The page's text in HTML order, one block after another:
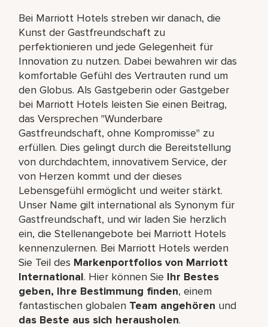
Bei Marriott Hotels streben wir danach, die
Kunst der Gastfreundschaft zu
perfektionieren und jede Gelegenheit für
Innovation zu nutzen. Dabei bewahren wir das
komfortable Gefühl des Vertrauten rund um
den Globus. Als Gastgeberin oder Gastgeber
bei Marriott Hotels leisten Sie einen Beitrag,
das Versprechen "Wunderbare
Gastfreundschaft, ohne Kompromisse" zu
erfüllen. Dies gelingt durch die Bereitstellung
von durchdachtem, innovativem Service, der
von Herzen kommt und der dieses
Lebensgefühl ermöglicht und weiter stärkt.
Unser Name gilt international als Synonym für
Gastfreundschaft, und wir laden Sie herzlich
ein, die Stellenangebote bei Marriott Hotels
kennenzulernen. Bei Marriott Hotels werden
Sie Teil des Markenportfolios von Marriott
International. Hier können Sie Ihr Bestes
geben, Ihre Bestimmung finden, einem
fantastischen globalen Team angehören und
das Beste aus sich herausholen.